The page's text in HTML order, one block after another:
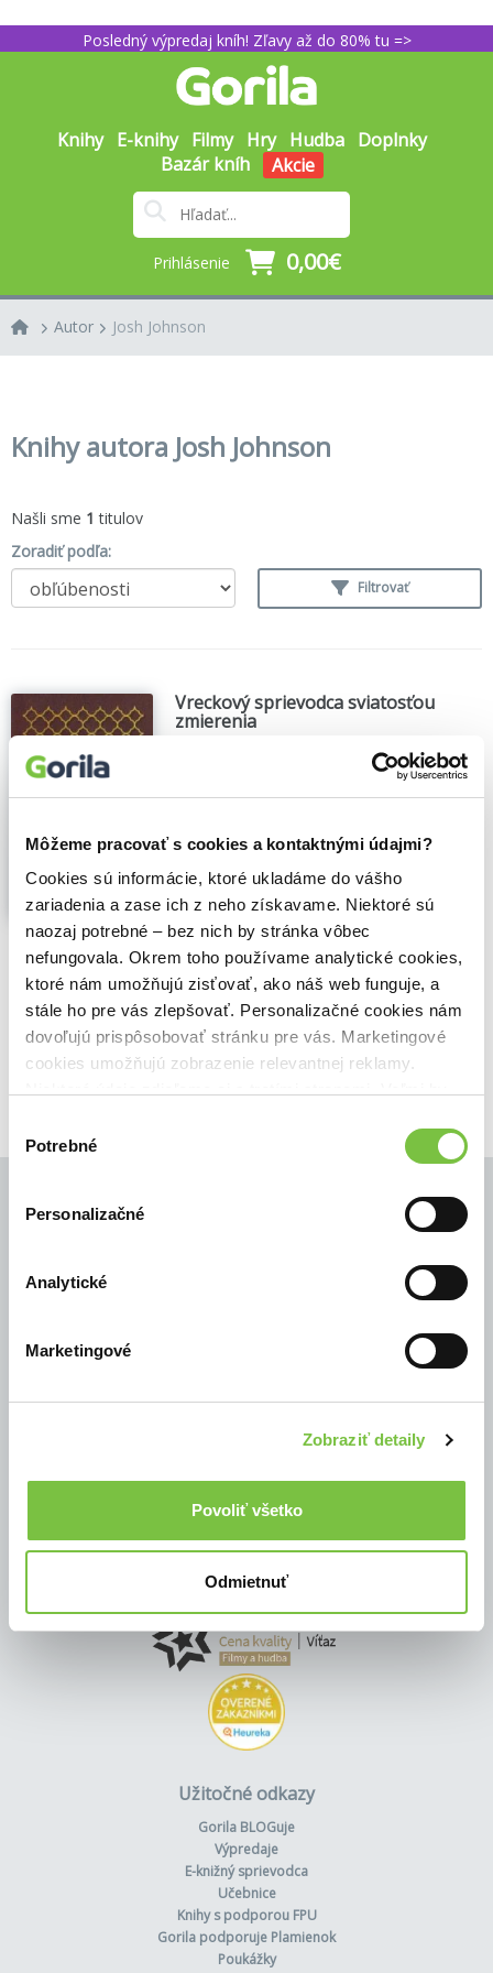
Môžeme pracovať s cookies a kontaktnými údajmi?
Cookies sú informácie, ktoré ukladáme do vášho
zariadenia a zase ich z neho získavame. Niektoré sú
naozaj potrebné – bez nich by stránka vôbec
nefungovala. Okrem toho používame analytické cookies,
ktoré nám umožňujú zisťovať, ako náš web funguje, a
stále ho pre vás zlepšovať. Personalizačné cookies nám
dovoľujú prispôsobovať stránku pre vás. Marketingové
cookies umožňujú zobrazenie relevantnej reklamy.
cookies.
súhlasu
Potrebné
Personalizačné
Analytické
Marketingové
Zobraziť detaily
Povoliť všetko
Odmietnuť
Posledný výpredaj kníh! Zľavy až do 80% tu =>
Knihy E-knihy Filmy Hry Hudba Doplnky
Bazár kníh
Akcie
Prihlásenie 0,00€
Autor Josh Johnson
Knihy autora Josh Johnson
Našli sme 1 titulov
Zoradiť podľa:
Filtrovať
Vreckový sprievodca sviatosťou
zmierenia
Táto kniha je vhodná pre tých, ktorí chodia
ktorí na nej už dlho neboli a premýšľajú,
prečo by na ňu vôbec mali ísť. A pomôže
aj tým, ktorý by na svätú spoveď chceli ísť,
no nevedia, ako svätá spoveď prebieha...
Zobraziť viac
🌴 Máme na sklade, posielame ihneď.
8,90€ Do košíka
Užitočné odkazy
Gorila BLOGuje
Výpredaje
E-knižný sprievodca
Učebnice
Knihy s podporou FPU
Gorila podporuje Plamienok
Poukážky